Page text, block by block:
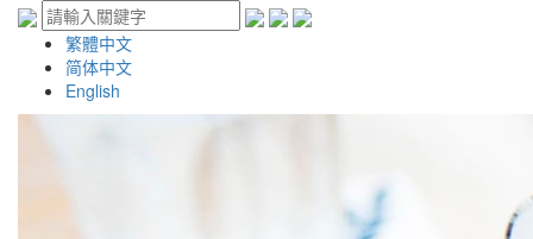
繁體中文
简体中文
English